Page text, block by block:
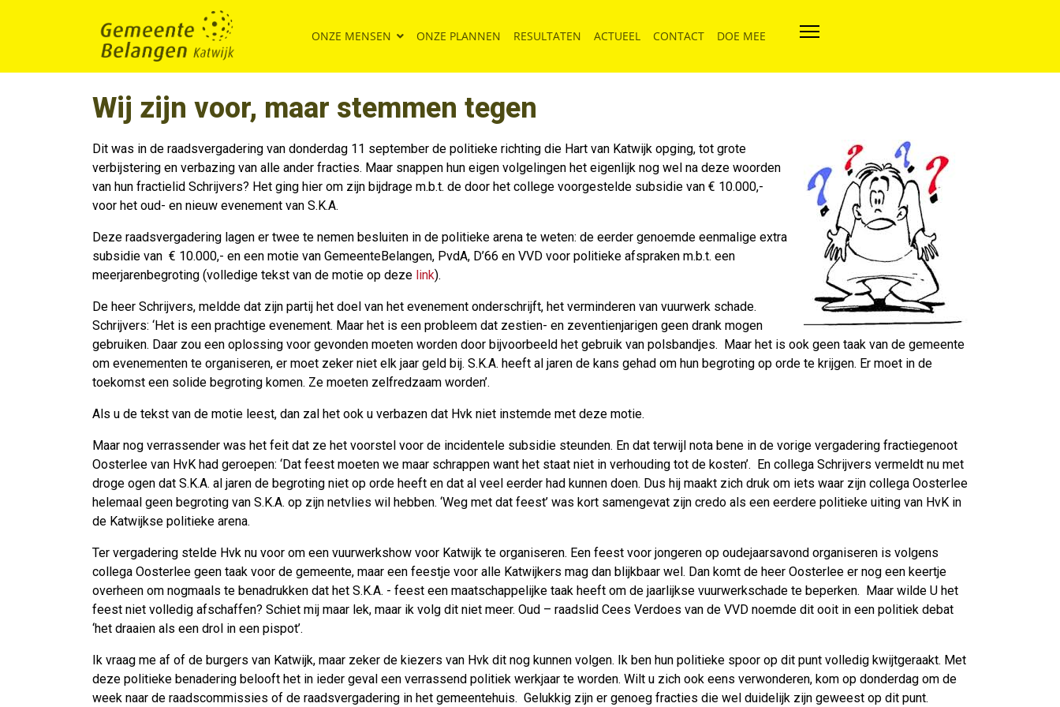
ONZE MENSEN ONZE PLANNEN RESULTATEN ACTUEEL CONTACT DOE MEE
Wij zijn voor, maar stemmen tegen
Dit was in de raadsvergadering van donderdag 11 september de politieke richting die Hart van Katwijk opging, tot grote
verbijstering en verbazing van alle ander fracties. Maar snappen hun eigen volgelingen het eigenlijk nog wel na deze woorden
van hun fractielid Schrijvers? Het ging hier om zijn bijdrage m.b.t. de door het college voorgestelde subsidie van € 10.000,-
voor het oud- en nieuw evenement van S.K.A.
Deze raadsvergadering lagen er twee te nemen besluiten in de politieke arena te weten: de eerder genoemde eenmalige extra
subsidie van € 10.000,- en een motie van GemeenteBelangen, PvdA, D’66 en VVD voor politieke afspraken m.b.t. een
meerjarenbegroting (volledige tekst van de motie op deze link).
De heer Schrijvers, meldde dat zijn partij het doel van het evenement onderschrijft, het verminderen van vuurwerk schade.
Schrijvers: ‘Het is een prachtige evenement. Maar het is een probleem dat zestien- en zeventienjarigen geen drank mogen
gebruiken. Daar zou een oplossing voor gevonden moeten worden door bijvoorbeeld het gebruik van polsbandjes. Maar het is ook geen taak van de gemeente
om evenementen te organiseren, er moet zeker niet elk jaar geld bij. S.K.A. heeft al jaren de kans gehad om hun begroting op orde te krijgen. Er moet in de
toekomst een solide begroting komen. Ze moeten zelfredzaam worden’.
Als u de tekst van de motie leest, dan zal het ook u verbazen dat Hvk niet instemde met deze motie.
Maar nog verrassender was het feit dat ze het voorstel voor de incidentele subsidie steunden. En dat terwijl nota bene in de vorige vergadering fractiegenoot
Oosterlee van HvK had geroepen: ‘Dat feest moeten we maar schrappen want het staat niet in verhouding tot de kosten’. En collega Schrijvers vermeldt nu met
droge ogen dat S.K.A. al jaren de begroting niet op orde heeft en dat al veel eerder had kunnen doen. Dus hij maakt zich druk om iets waar zijn collega Oosterlee
helemaal geen begroting van S.K.A. op zijn netvlies wil hebben. ‘Weg met dat feest’ was kort samengevat zijn credo als een eerdere politieke uiting van HvK in
de Katwijkse politieke arena.
Ter vergadering stelde Hvk nu voor om een vuurwerkshow voor Katwijk te organiseren. Een feest voor jongeren op oudejaarsavond organiseren is volgens
collega Oosterlee geen taak voor de gemeente, maar een feestje voor alle Katwijkers mag dan blijkbaar wel. Dan komt de heer Oosterlee er nog een keertje
overheen om nogmaals te benadrukken dat het S.K.A. - feest een maatschappelijke taak heeft om de jaarlijkse vuurwerkschade te beperken. Maar wilde U het
feest niet volledig afschaffen? Schiet mij maar lek, maar ik volg dit niet meer. Oud – raadslid Cees Verdoes van de VVD noemde dit ooit in een politiek debat
‘het draaien als een drol in een pispot’.
Ik vraag me af of de burgers van Katwijk, maar zeker de kiezers van Hvk dit nog kunnen volgen. Ik ben hun politieke spoor op dit punt volledig kwijtgeraakt. Met
deze politieke benadering belooft het in ieder geval een verrassend politiek werkjaar te worden. Wilt u zich ook eens verwonderen, kom op donderdag om de
week naar de raadscommissies of de raadsvergadering in het gemeentehuis. Gelukkig zijn er genoeg fracties die wel duidelijk zijn geweest op dit punt.